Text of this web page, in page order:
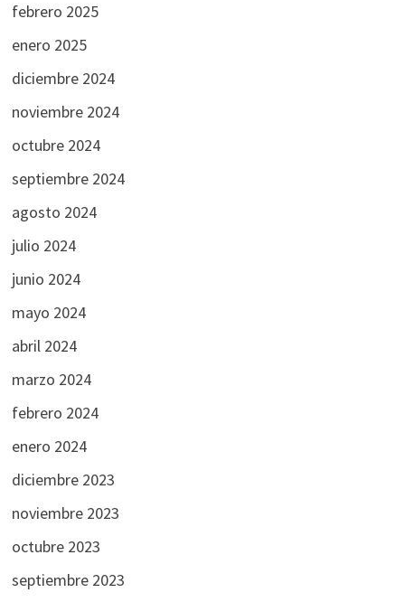
febrero 2025
enero 2025
diciembre 2024
noviembre 2024
octubre 2024
septiembre 2024
agosto 2024
julio 2024
junio 2024
mayo 2024
abril 2024
marzo 2024
febrero 2024
enero 2024
diciembre 2023
noviembre 2023
octubre 2023
septiembre 2023